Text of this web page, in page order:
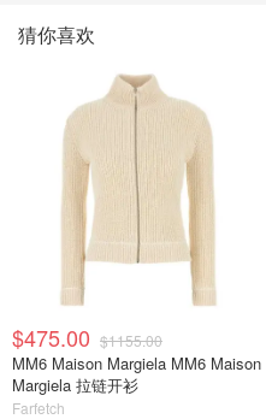
猜你喜欢
$475.00 $1155.00
MM6 Maison Margiela MM6 Maison
Margiela 拉链开衫
Farfetch